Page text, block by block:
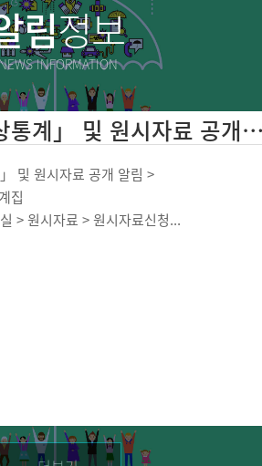
림정보
INFORMATION
2024 퇴원손상통계」 및 원시자료 공개 ...
및 원시자료 공개 알림 >
집
> 원시자료 > 원시자료신청...